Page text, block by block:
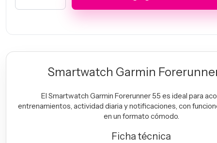
Smartwatch Garmin
El Smartwatch Garmin Forerunner 55 es ideal para
entrenamientos, actividad diaria y notificaciones, con
en un formato cómodo.
Ficha técnica